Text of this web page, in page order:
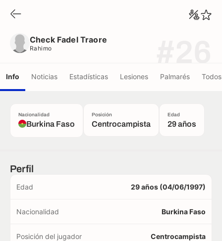
Check Fadel Traore
Rahimo
Info Noticias Estadísticas Lesiones Palmarés
Nacionalidad
Burkina Faso
Posición
Centrocampista
Edad
29 años
Perfil
Edad 29 años (04/06/1997)
Nacionalidad Burkina Faso
Posición del jugador Centrocampista